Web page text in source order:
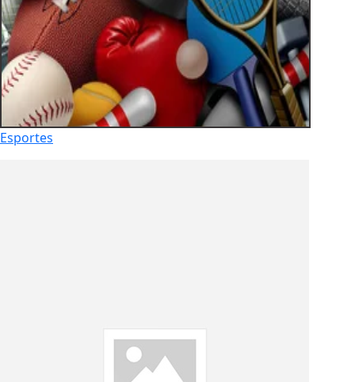
Esportes